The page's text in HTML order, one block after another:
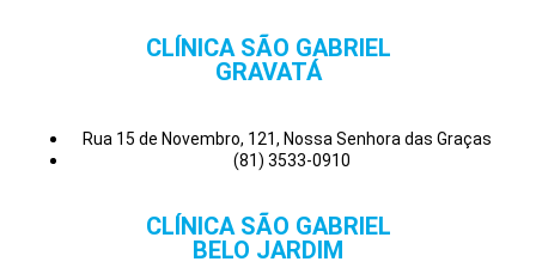
CLÍNICA SÃO GABRIEL
GRAVATÁ
Rua 15 de Novembro, 121, Nossa Senhora das Graças
(81) 3533-0910
CLÍNICA SÃO GABRIEL
BELO JARDIM